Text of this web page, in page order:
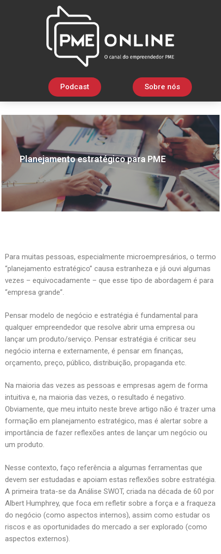
Podcast Sobre nós
Planejamento estratégico para PME
Para muitas pessoas, especialmente microempresários, o termo
“planejamento estratégico” causa estranheza e já ouvi algumas
vezes – equivocadamente – que esse tipo de abordagem é para
“empresa grande”.
Pensar modelo de negócio e estratégia é fundamental para
qualquer empreendedor que resolve abrir uma empresa ou
lançar um produto/serviço. Pensar estratégia é criticar seu
negócio interna e externamente, é pensar em finanças,
orçamento, preço, público, distribuição, propaganda etc.
Na maioria das vezes as pessoas e empresas agem de forma
intuitiva e, na maioria das vezes, o resultado é negativo.
Obviamente, que meu intuito neste breve artigo não é trazer uma
formação em planejamento estratégico, mas é alertar sobre a
importância de fazer reflexões antes de lançar um negócio ou
um produto.
Nesse contexto, faço referência a algumas ferramentas que
devem ser estudadas e apoiam estas reflexões sobre estratégia.
A primeira trata-se da Análise SWOT, criada na década de 60 por
Albert Humphrey, que foca em refletir sobre a força e a fraqueza
do negócio (como aspectos internos), assim como estudar os
riscos e as oportunidades do mercado a ser explorado (como
aspectos externos).